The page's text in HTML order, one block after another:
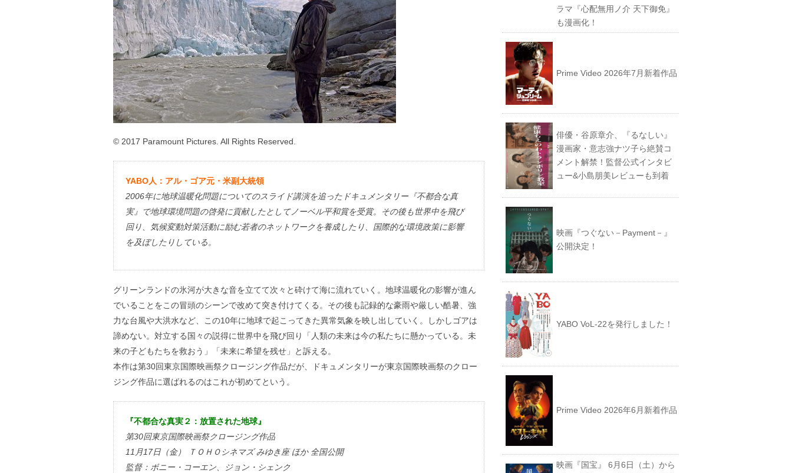
© 2017 Paramount Pictures. All Rights Reserved.
YABO人：アル・ゴア元・米副大統領
2006年に地球温暖化問題についてのスライド講演を追ったドキュメンタリー『不都合な真
実』で地球環境問題の啓発に貢献したとしてノーベル平和賞を受賞。その後も世界中を飛び
回り、気候変動対策活動に励む若者のネットワークを養成したり、国際的な環境政策に影響
を及ぼしたりしている。
グリーンランドの氷河が大きな音を立てて次々と砕けて海に流れていく。地球温暖化の影響が進ん
でいることをこの冒頭のシーンで改めて突き付けてくる。その後も記録的な豪雨や厳しい酷暑、強
力な台風や大洪水など、この10年に地球で起こってきた異常気象を映し出していく。しかしゴアは
諦めない。対立する国々の説得に世界中を飛び回り「人類の未来は今の私たちに懸かっている。未
来の子どもたちを救おう」「未来に希望を残せ」と訴える。
本作は第30回東京国際映画祭クロージング作品だが、ドキュメンタリーが東京国際映画祭のクロー
ジング作品に選ばれるのはこれが初めてという。
『不都合な真実２：放置された地球』
第30回東京国際映画祭クロージング作品
11月17日（金） ＴＯＨＯシネマズ みゆき座 ほか 全国公開
監督：ボニー・コーエン、ジョン・シェンク
ラマ『心配無用ノ介 天下御免』
も漫画化！
Prime Video 2026年7月新着作品
俳優・谷原章介、『るなしい』
漫画家・意志強ナツ子ら絶賛コ
メント解禁！監督公式インタビ
ュー&小島朋美レビューも到着
映画『つぐない－Payment－』
公開決定！
YABO VoL‐22を発行しました！
Prime Video 2026年6月新着作品
映画『国宝』 6月6日（土）から